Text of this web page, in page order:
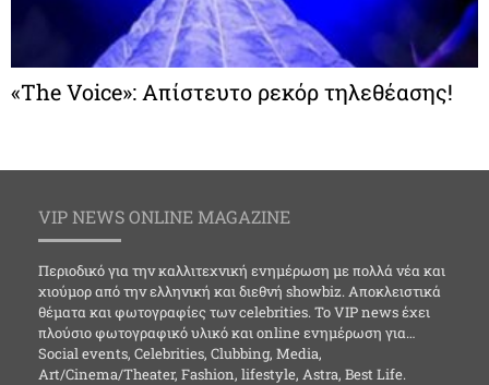
«The Voice»: Απίστευτο ρεκόρ τηλεθέασης!
VIP NEWS ONLINE MAGAZINE
Περιοδικό για την καλλιτεχνική ενημέρωση με πολλά νέα και
χιούμορ από την ελληνική και διεθνή showbiz. Αποκλειστικά
θέματα και φωτογραφίες των celebrities. Το VIP news έχει
πλούσιο φωτογραφικό υλικό και online ενημέρωση για…
Social events, Celebrities, Clubbing, Media,
Art/Cinema/Theater, Fashion, lifestyle, Astra, Best Life.